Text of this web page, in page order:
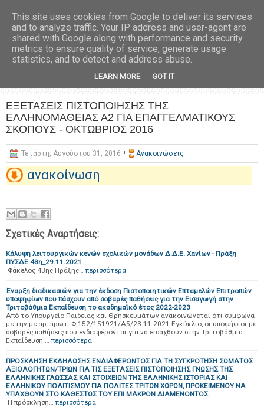
ΕΞΕΤΑΣΕΙΣ ΠΙΣΤΟΠΟΙΗΣΗΣ ΤΗΣ
ΕΛΛΗΝΟΜΑΘΕΙΑΣ Α2 ΓΙΑ ΕΠΑΓΓΕΛΜΑΤΙΚΟΥΣ
ΣΚΟΠΟΥΣ - ΟΚΤΩΒΡΙΟΣ 2016
Τετάρτη, Αυγούστου 31, 2016 Ανακοινώσεις
ανακοίνωση
Σχετικές Αναρτήσεις:
Κάλυψη λειτουργικών κενών σχολικών μονάδων Δ.Δ.Ε. Χανίων - Πράξη
ΠΥΣΔΕ 43η_29.11.2021
Φάκελος 43ης Πράξης… περισσότερα
Έναρξη διαδικασιών για την έκδοση Πιστοποιητικών Επταμελών Επιτροπών
υποψηφίων που πάσχουν από σοβαρές παθήσεις για την Εισαγωγή στην
Τριτοβάθμια Εκπαίδευση το ακαδημαϊκό έτος 2022-2023
Από το Υπουργείο Παιδείας και Θρησκευμάτων ανακοινώνεται ότι σύμφωνα
με την με αρ. πρωτ. Φ.152/151921/Α5/23-11-2021 Εγκύκλιο, οι υποψήφιοι με
σοβαρές παθήσεις που ενδιαφέρονται για να εισαχθούν στην Τριτοβάθμια
Εκπαίδευση … περισσότερα
ΠΡΟΣΚΛΗΣΗ ΕΚΔΗΛΩΣΗΣ ΕΝΔΙΑΦΕΡΟΝΤΟΣ ΓΙΑ ΤΗ ΣΥΓΚΡΟΤΗΣΗ ΣΩΜΑΤΟΣ
ΑΞΙΟΛΟΓΗΤΩΝ/ΤΡΙΩΝ ΓΙΑ ΤΙΣ ΕΞΕΤΑΣΕΙΣ ΠΙΣΤΟΠΟΙΗΣΗΣ ΓΝΩΣΗΣ ΤΗΣ
ΕΛΛΗΝΙΚΗΣ ΓΛΩΣΣΑΣ ΚΑΙ ΣΤΟΙΧΕΙΩΝ ΤΗΣ ΕΛΛΗΝΙΚΗΣ ΙΣΤΟΡΙΑΣ ΚΑΙ
ΕΛΛΗΝΙΚΟΥ ΠΟΛΙΤΙΣΜΟΥ ΓΙΑ ΠΟΛΙΤΕΣ ΤΡΙΤΩΝ ΧΩΡΩΝ, ΠΡΟΚΕΙΜΕΝΟΥ ΝΑ
ΥΠΑΧΘΟΥΝ ΣΤΟ ΚΑΘΕΣΤΩΣ ΤΟΥ ΕΠΙ ΜΑΚΡΟΝ ΔΙΑΜΕΝΟΝΤΟΣ.
Η πρόσκληση… περισσότερα
This site uses cookies from Google to deliver its services
and to analyze traffic. Your IP address and user-agent are
shared with Google along with performance and security
metrics to ensure quality of service, generate usage
statistics, and to detect and address abuse.
LEARN MORE GOT IT